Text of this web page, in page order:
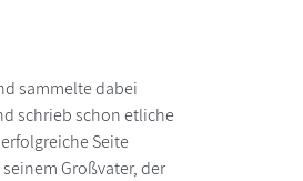
sammelte dabei
schrieb schon etliche
Seite
Großvater, der